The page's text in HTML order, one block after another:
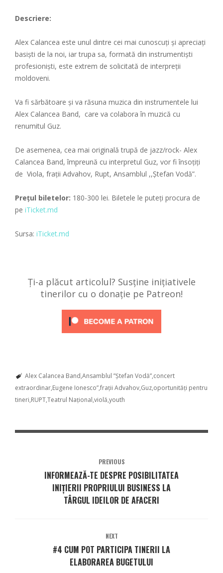
Descriere:
Alex Calancea este unul dintre cei mai cunoscuți și apreciați
basiști de la noi, iar trupa sa, formată din instrumentiști
profesioniști, este extrem de solicitată de interpreții
moldoveni.
Va fi sărbătoare și va răsuna muzica din instrumentele lui
Alex Calancea Band, care va colabora în muzică cu
renumitul Guz.
De asemenea, cea mai originală trupă de jazz/rock- Alex
Calancea Band, împreună cu interpretul Guz, vor fi însoțiți
de Viola, frații Advahov, Rupt, Ansamblul ,,Ștefan Vodă”.
Prețul biletelor: 180-300 lei. Biletele le puteți procura de
pe iTicket.md
Sursa: iTicket.md
Ți-a plăcut articolul? Susține inițiativele
tinerilor cu o donație pe Patreon!
Alex Calancea Band Ansamblul ”Ștefan Vodă” concert
extraordinar Eugene Ionesco”frații Advahov Guz oportunități pentru
tineri RUPTTeatrul Național violă youth
PREVIOUS
INFORMEAZĂ-TE DESPRE POSIBILITATEA
INIŢIERII PROPRIULUI BUSINESS LA
TÂRGUL IDEILOR DE AFACERI
NEXT
#4 CUM POT PARTICIPA TINERII LA
ELABORAREA BUGETULUI